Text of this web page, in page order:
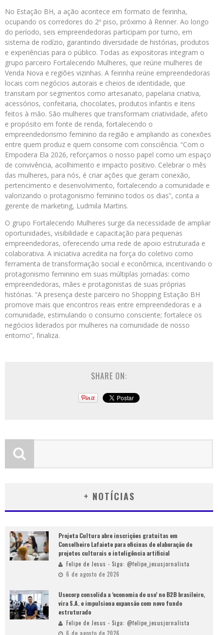
No Estação BH, a ação acontece em formato de feirinha,
ocupando os corredores do 2º piso, próximo à Renner. Ao longo
do período, seis empreendedoras participam por turno, em
sistema de rodízio, garantindo diversidade de histórias, produtos
e experiências para o público. Todas as expositoras integram o
grupo parceiro Fortalecendo Mulheres, que reúne mulheres de
Venda Nova e regiões vizinhas. A feirinha reúne empreendedoras
locais com negócios autorais e cheios de identidade, que
transitam por segmentos como artesanato, papelaria criativa,
acessórios, confeitaria, chocolates, produtos infantis e itens
feitos à mão. São mulheres que transformam criatividade, afeto
e propósito em fonte de renda, fortalecendo o
empreendedorismo feminino da região e ampliando as conexões
entre quem produz e quem consome com consciência. “Com o
Empodera Ela 2026, reforçamos o nosso papel como um espaço
de convivência, acolhimento e impacto positivo. Celebrar o mês
das mulheres, para nós, é criar ações que geram conexão,
pertencimento e desenvolvimento, fortalecendo a comunidade e
valorizando o protagonismo feminino todos os dias”, conta a
gerente de marketing, Ludmila Martins.
O grupo Fortalecendo Mulheres surge da necessidade de ampliar
oportunidades, visibilidade e capacitação para pequenas
empreendedoras, oferecendo uma rede de apoio estruturada e
colaborativa. A iniciativa acredita na força do coletivo como
ferramenta de transformação social e econômica, incentivando o
protagonismo feminino em suas múltiplas jornadas: como
empreendedoras, mães e protagonistas de suas próprias
histórias. “A presença deste parceiro no Shopping Estação BH
promove mais que encontros reais entre empreendedoras e a
comunidade, estimulando o consumo consciente; fortalece os
negócios liderados por mulheres na comunidade de nosso
entorno”, finaliza.
SHARE ON:
+ NOTÍCIAS
Projeta Cultura abre inscrições gratuitas em
Conselheiro Lafaiete para oficinas de elaboração de
projetos culturais e inteligência artificial
Felipe de Jesus - Siga: @felipe_jesusjornalista
6 de agosto de 2026
Usecorp consolida a ‘economia do uso’ no B2B brasileiro,
vira S.A. e impulsiona expansão com novo fundo
estruturado
Felipe de Jesus - Siga: @felipe_jesusjornalista
6 de agosto de 2026